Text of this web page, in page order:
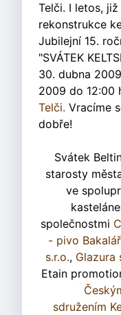
Telči. I letos,
rekonstrukce
Jubilejní 15.
"SVÁTEK
30. dubna
2009 do 12:00
Telči. Vracíme
dobře!
Svátek
starosty
ve
společnostmi
- pivo Bakalář
s.r.o., Glazura
Etain
sdružením